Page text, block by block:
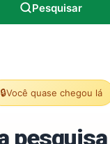
Pesquisar
🔒Você quase chegou lá